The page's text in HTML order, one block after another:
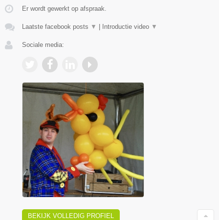
Er wordt gewerkt op afspraak.
Laatste facebook posts ▼ Introductie video ▼
Sociale media:
BEKIJK VOLLEDIG PROFIEL